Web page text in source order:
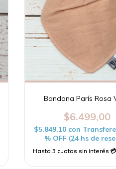
Bandana París Rosa
$6.499,00
$5.849,10 con
% OFF (24 hs de